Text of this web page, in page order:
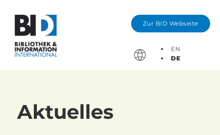
Zur BID Webseite
EN
DE
Aktuelles